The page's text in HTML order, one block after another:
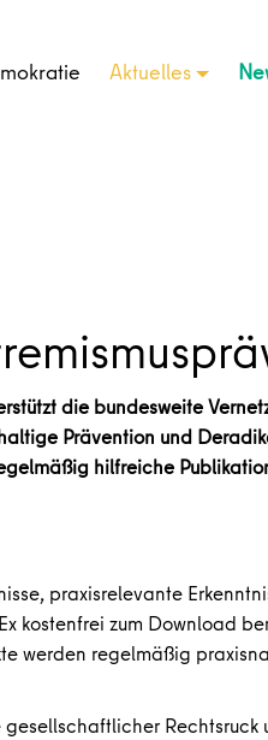
Aktuelles
die bundesweite
Prävention und
hilfreiche
praxisrelevante
kostenfrei zum Download
werden regelmäßig
Rechtsruck